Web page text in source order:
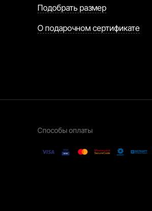
Подобрать размер
О подарочном сертификате
Способы оплаты